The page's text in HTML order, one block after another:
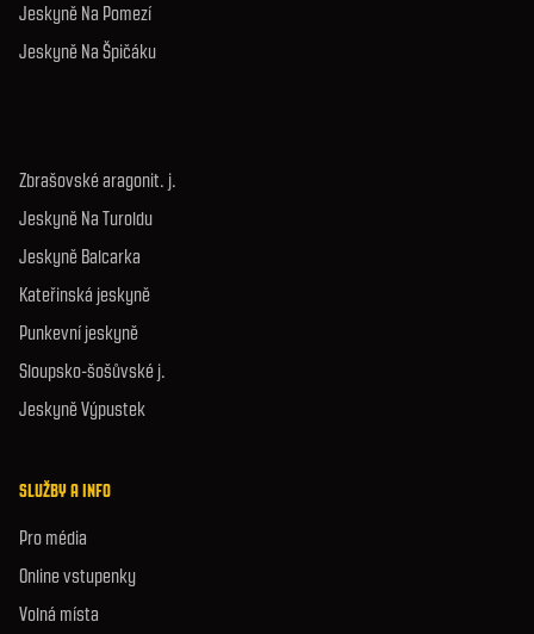
Jeskyně Na Pomezí
Jeskyně Na Špičáku
Zbrašovské aragonit. j.
Jeskyně Na Turoldu
Jeskyně Balcarka
Kateřinská jeskyně
Punkevní jeskyně
Sloupsko-šošůvské j.
Jeskyně Výpustek
SLUŽBY A INFO
Pro média
Online vstupenky
Volná místa